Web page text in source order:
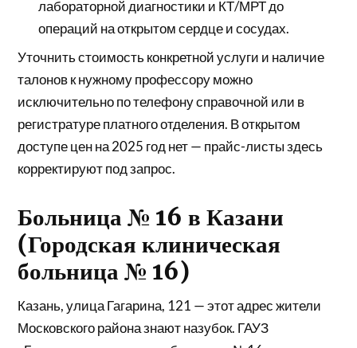
лабораторной диагностики и КТ/МРТ до
операций на открытом сердце и сосудах.
Уточнить стоимость конкретной услуги и наличие
талонов к нужному профессору можно
исключительно по телефону справочной или в
регистратуре платного отделения. В открытом
доступе цен на 2025 год нет — прайс-листы здесь
корректируют под запрос.
Больница № 16 в Казани
(Городская клиническая
больница № 16)
Казань, улица Гагарина, 121 — этот адрес жители
Московского района знают назубок. ГАУЗ